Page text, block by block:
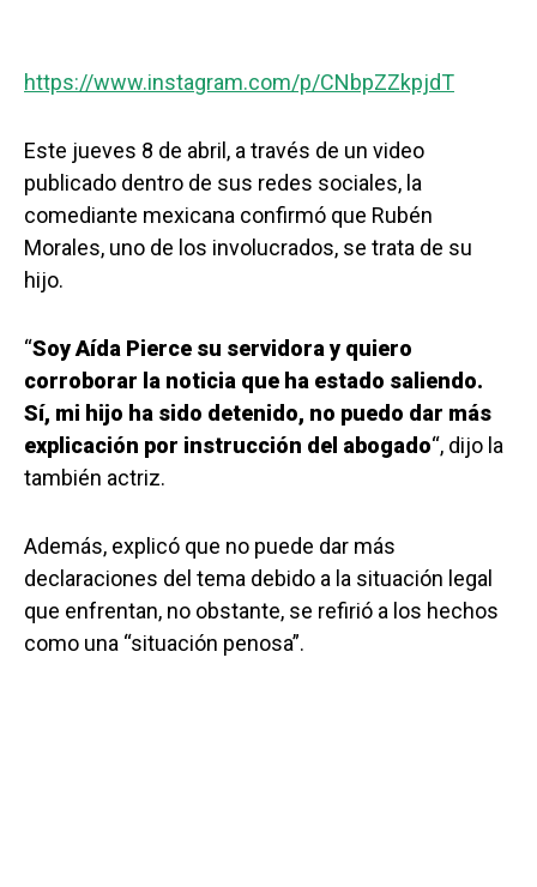
https://www.instagram.com/p/CNbpZZkpjdT
Este jueves 8 de abril, a través de un video
publicado dentro de sus redes sociales, la
comediante mexicana confirmó que Rubén
Morales, uno de los involucrados, se trata de su
hijo.
“Soy Aída Pierce su servidora y quiero
corroborar la noticia que ha estado saliendo.
Sí, mi hijo ha sido detenido, no puedo dar más
explicación por instrucción del abogado“, dijo la
también actriz.
Además, explicó que no puede dar más
declaraciones del tema debido a la situación legal
que enfrentan, no obstante, se refirió a los hechos
como una “situación penosa”.